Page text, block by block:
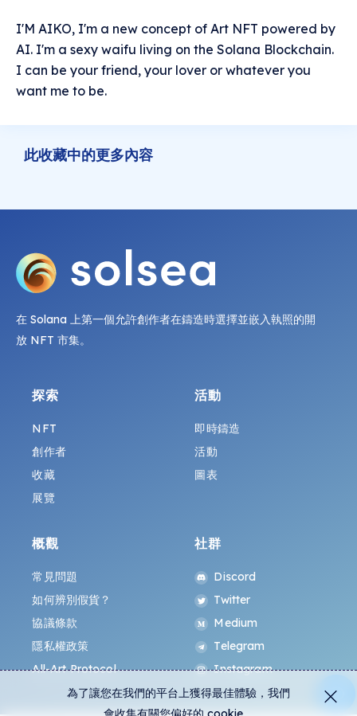
I'M AIKO, I'm a new concept of Art NFT powered by
AI. I'm a sexy waifu living on the Solana Blockchain.
I can be your friend, your lover or whatever you
want me to be.
此收藏中的更多內容
在 Solana 上第一個允許創作者在鑄造時選擇並嵌入執照的開
放 NFT 市集。
探索
NFT
創作者
收藏
展覽
活動
即時鑄造
活動
圖表
概觀
常見問題
如何辨別假貨？
協議條款
隱私權政策
All-Art Protocol
社群
Discord
Twitter
Medium
Telegram
Instagram
為了讓您在我們的平台上獲得最佳體驗，我們